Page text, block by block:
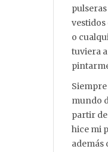
vestidos
o
tuviera
mundo
partir
hice mi
además